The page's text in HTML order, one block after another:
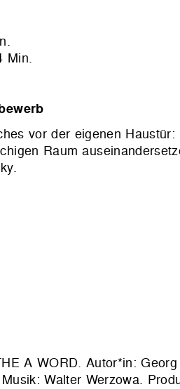
Min.
vor der eigenen
Raum
A WORD. Autor*in:
Walter Werzowa.